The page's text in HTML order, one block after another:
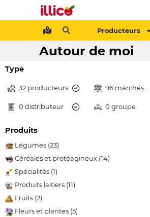
Producteurs
Autour de moi
Type
32 producteurs 96 marchés
0 distributeur 0 groupe
Produits
Légumes (23)
Céréales et protéagineux (14)
Spécialités (1)
Produits laitiers (11)
Fruits (2)
Fleurs et plantes (5)